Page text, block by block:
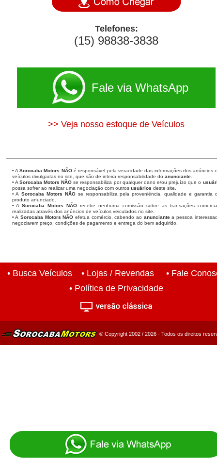
Telefones:
(15) 98838-3838
Fale via WhatsApp
>> Veja nosso estoque de Veículos
• ASorocaba Motors NÃOé responsável pela veracidade das informações dos anúncios
veículos divulgadas no site, que são de inteira responsabilidade do anunciante.
• A Sorocaba Motors NÃO se responsabiliza por qualquer dano e/ou prejuízo que o
possa sofrer ao realizar uma negociação com outros usuários deste site.
• A Sorocaba Motors NÃOse responsabiliza pela proveniência, qualidade e garantia
produto anunciado.
• ASorocaba Motors NÃO recebe nenhuma comissão sobre as transações
realizadas através dos anúncios de veículos veiculados no site.
• A Sorocaba Motors NÃO efetua comércio, cabendo ao anunciantea pessoa
negociarem preço, condições de pagamento e entrega do bem adquirido.